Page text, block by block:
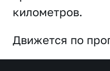
километров.
Движется по